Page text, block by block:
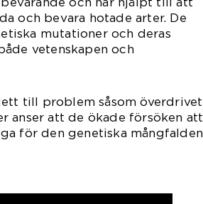
och bevara hotade arter. De
mutationer och deras
vetenskapen och
till problem såsom överdrivet
anser att de ökade försöken att
för den genetiska mångfalden